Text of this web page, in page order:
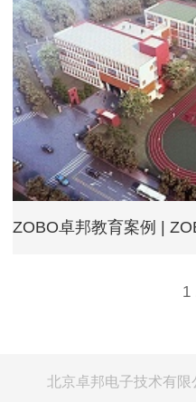
1
北京卓邦电子技术有